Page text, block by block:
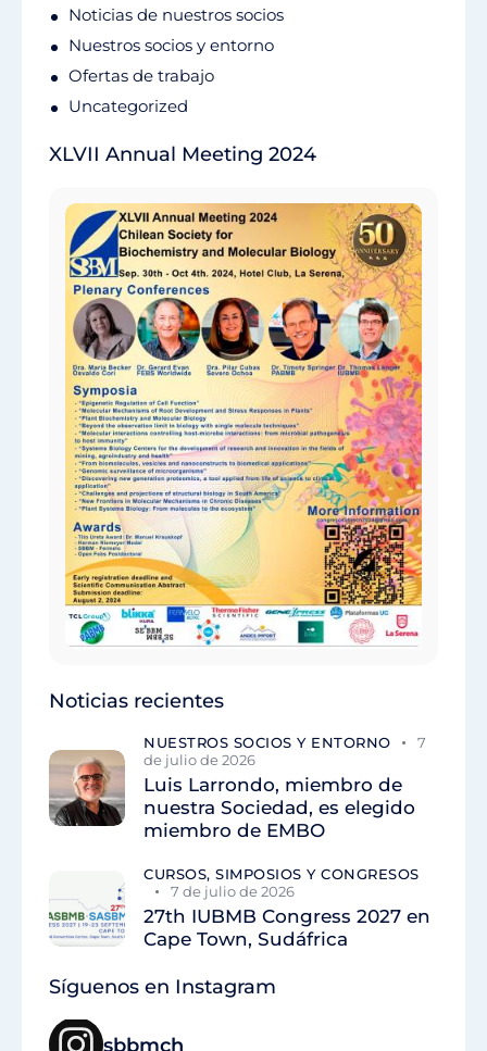
Noticias de nuestros socios
Nuestros socios y entorno
Ofertas de trabajo
Uncategorized
XLVII Annual Meeting 2024
Noticias recientes
NUESTROS SOCIOS Y ENTORNO
7
de julio de 2026
Luis Larrondo, miembro de
nuestra Sociedad, es elegido
miembro de EMBO
CURSOS, SIMPOSIOS Y CONGRESOS
7 de julio de 2026
27th IUBMB Congress 2027 en
Cape Town, Sudáfrica
Síguenos en Instagram
sbbmch